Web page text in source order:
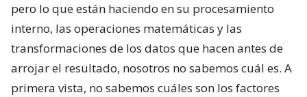
pero lo que están haciendo en su procesamiento
interno, las operaciones matemáticas y las
transformaciones de los datos que hacen antes de
arrojar el resultado, nosotros no sabemos cuál es. A
primera vista, no sabemos cuáles son los factores